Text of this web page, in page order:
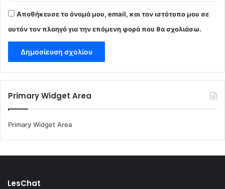
Αποθήκευσε το όνομά μου, email, και τον ιστότοπο μου σε
αυτόν τον πλοηγό για την επόμενη φορά που θα σχολιάσω.
Primary Widget Area
Primary Widget Area
LesChat